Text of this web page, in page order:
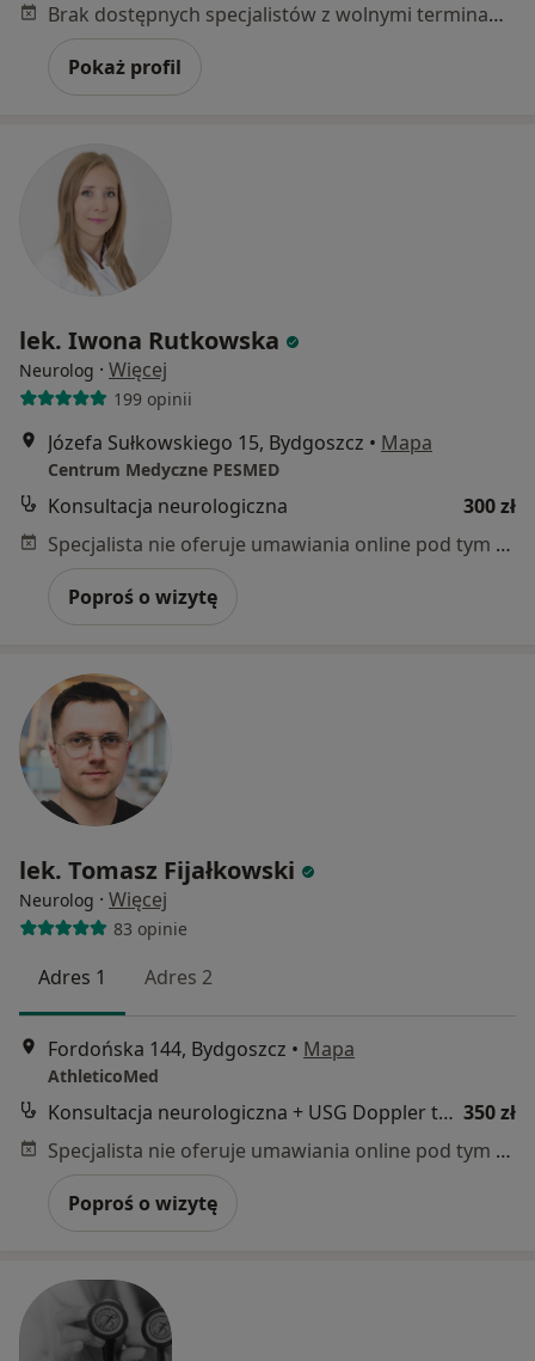
Brak dostępnych specjalistów z wolnymi terminami w tym centrum medycznym.
Pokaż profil
lek. Iwona Rutkowska
Neurolog · Więcej
199 opinii
Józefa Sułkowskiego 15, Bydgoszcz • Mapa
Centrum Medyczne PESMED
Konsultacja neurologiczna
300 zł
Specjalista nie oferuje umawiania online pod tym adresem.
Poproś o wizytę
lek. Tomasz Fijałkowski
Neurolog · Więcej
83 opinie
Adres 1 Adres 2
Fordońska 144, Bydgoszcz • Mapa
AthleticoMed
Konsultacja neurologiczna + USG Doppler tętnic szyjnych 350 zł
Specjalista nie oferuje umawiania online pod tym adresem.
Poproś o wizytę